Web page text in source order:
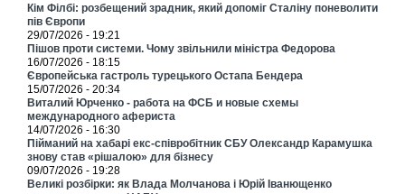
Кім Філбі: розбещений зрадник, який допоміг Сталіну поневолити
пів Європи
29/07/2026 - 19:21
Пішов проти системи. Чому звільнили міністра Федорова
16/07/2026 - 18:15
Європейська гастроль турецького Остапа Бендера
15/07/2026 - 20:34
Виталий Юрченко - работа на ФСБ и новые схемы
международного афериста
14/07/2026 - 16:30
Пійманий на хабарі екс-співробітник СБУ Олександр Карамушка
знову став «рішалою» для бізнесу
09/07/2026 - 19:28
Великі розбірки: як Влада Молчанова і Юрій Іванющенко